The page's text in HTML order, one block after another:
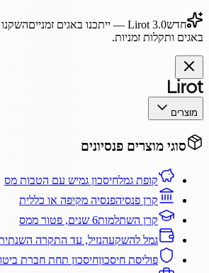
חדשLirot 3.0 — ייתכנו באגים זמניים
באגים ותקלות זמניות.
מוצרים
סוגי מוצרים פנסיונים
קופת גמלחיסכון גמיש עם הטבות מס
קרן פנסיהפנסיה מקיפה או כללית
קרן השתלמות6 שנים, פטור ממס
גמל להשקעהנזיל, עד התקרה
פוליסת חיסכוןחיסכון תחת חברת